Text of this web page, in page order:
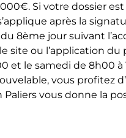
Si votre dossier
après la
8ème jour suivant
site ou l’application
et le samedi de 8h00
vous profitez
Paliers vous donne la